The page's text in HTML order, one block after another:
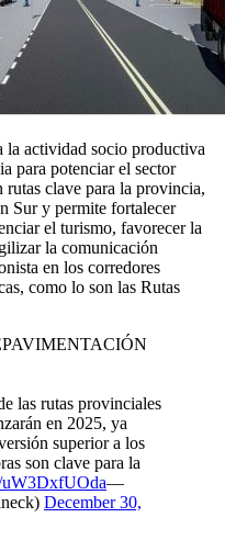
la actividad socio productiva
para potenciar el sector
clave para la provincia,
Sur y permite fortalecer
el turismo, favorecer la
la comunicación
en los corredores
como lo son las Rutas
las rutas provinciales
en 2025, ya
superior a los
son clave para la
—
December 30,